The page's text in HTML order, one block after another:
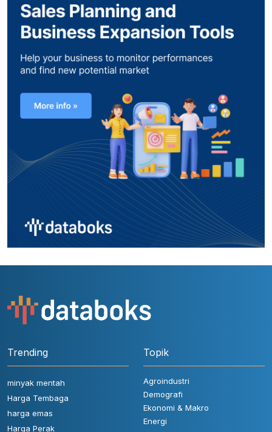
Trending
minyak mentah
Harga Tembaga
harga emas
Harga Perak
Topik
Agroindustri
Demografi
Ekonomi & Makro
Energi